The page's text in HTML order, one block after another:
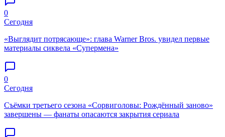
0
Сегодня
«Выглядит потрясающе»: глава Warner Bros. увидел первые
материалы сиквела «Супермена»
0
Сегодня
Съёмки третьего сезона «Сорвиголовы: Рождённый заново»
завершены — фанаты опасаются закрытия сериала